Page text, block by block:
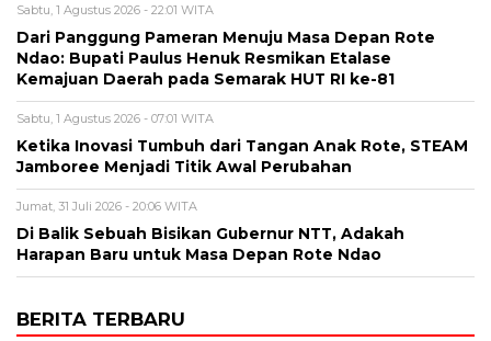
Sabtu, 1 Agustus 2026 - 22:01 WITA
Dari Panggung Pameran Menuju Masa Depan Rote
Ndao: Bupati Paulus Henuk Resmikan Etalase
Kemajuan Daerah pada Semarak HUT RI ke-81
Sabtu, 1 Agustus 2026 - 07:01 WITA
Ketika Inovasi Tumbuh dari Tangan Anak Rote, STEAM
Jamboree Menjadi Titik Awal Perubahan
Jumat, 31 Juli 2026 - 20:06 WITA
Di Balik Sebuah Bisikan Gubernur NTT, Adakah
Harapan Baru untuk Masa Depan Rote Ndao
BERITA TERBARU